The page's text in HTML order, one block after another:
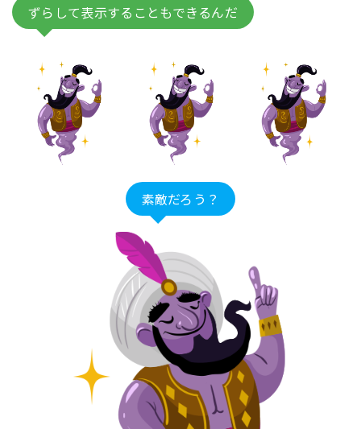
ずらして表示することもできるんだ
素敵だろう？